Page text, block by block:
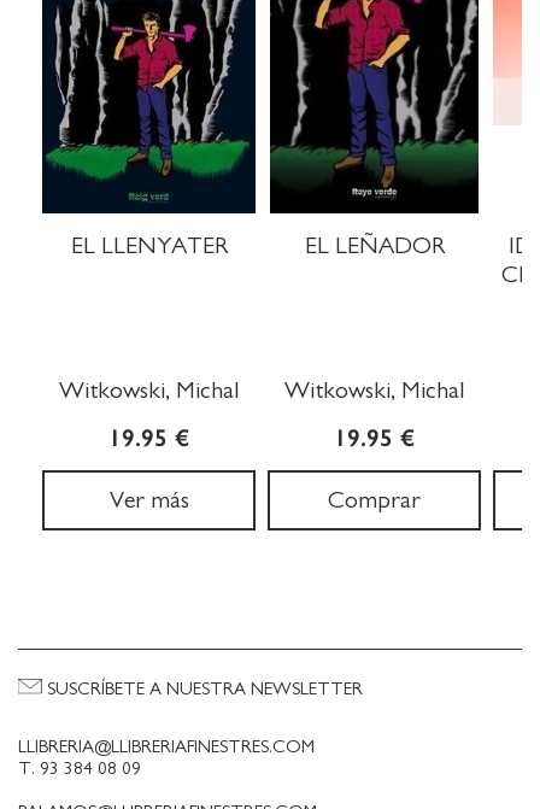
EL LLENYATER
Witkowski, Michal
19.95 €
Ver más
EL LEÑADOR
Witkowski, Michal
19.95 €
Comprar
LLIBRERIA@LLIBRERIAFINESTRES.COM
T. 93 384 08 09
SUSCRÍBETE A NUESTRA NEWSLETTER